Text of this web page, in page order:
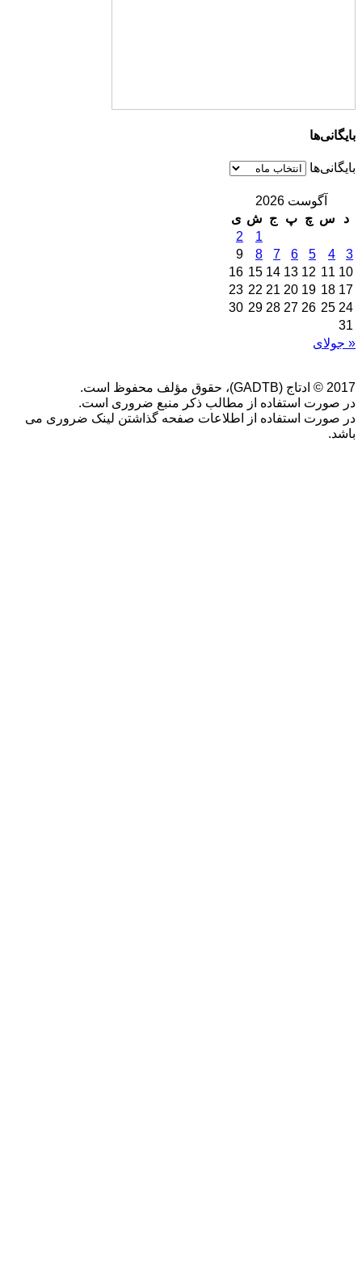
بایگانی‌ها
بایگانی‌ها
آگوست 2026
د
س چ پ ج ش ی
1
2
3
4
5
6
7
8
9
10
11
12
13
14
15
16
17
18
19
20
21
22
23
24
25
26
27
28
29
30
31
« جولای
2017 © ادتاج (GADTB)، حقوق مؤلف محفوظ است.
در صورت استفاده از مطالب ذکر منبع ضروری است.
در صورت استفاده از اطلاعات صفحه گذاشتن لینک ضروری می
باشد.